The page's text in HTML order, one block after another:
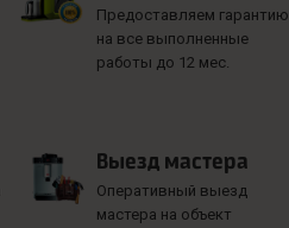
Предоставляем гарантию
на все выполненные
работы до 12 мес.
Выезд мастера
Оперативный выезд
мастера на объект